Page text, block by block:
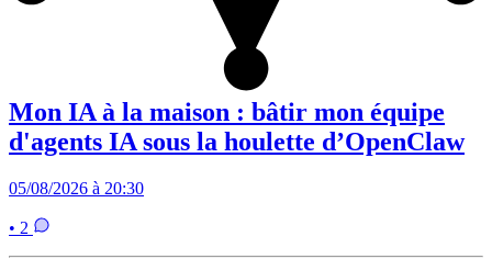
Mon IA à la maison : bâtir mon équipe
d'agents IA sous la houlette d’OpenClaw
05/08/2026 à 20:30
• 2